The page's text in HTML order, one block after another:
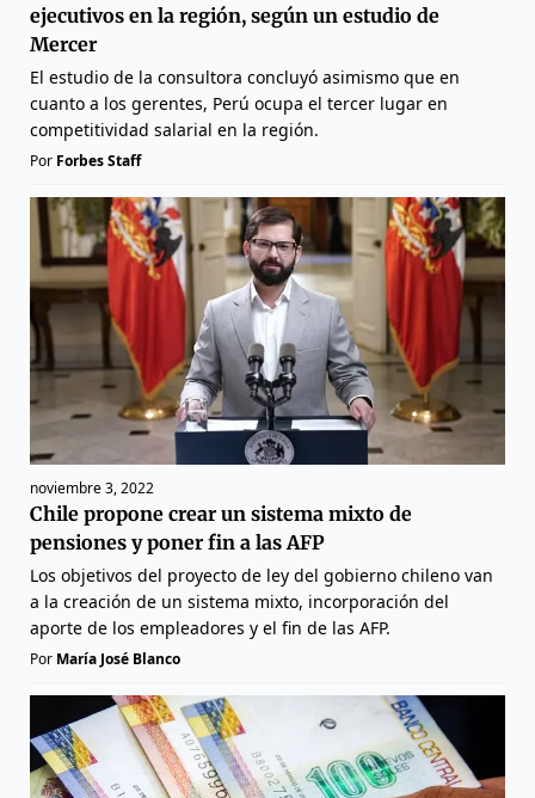
ejecutivos en la región, según un estudio de
Mercer
El estudio de la consultora concluyó asimismo que en
cuanto a los gerentes, Perú ocupa el tercer lugar en
competitividad salarial en la región.
Por Forbes Staff
noviembre 3, 2022
Chile propone crear un sistema mixto de
pensiones y poner fin a las AFP
Los objetivos del proyecto de ley del gobierno chileno van
a la creación de un sistema mixto, incorporación del
aporte de los empleadores y el fin de las AFP.
Por María José Blanco